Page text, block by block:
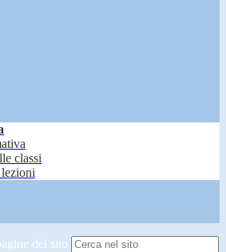
classi
del sito